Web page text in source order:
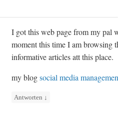
I got this web page from my pal
moment this time I am browsing
informative articles att this place.
my blogsocial media
Antworten ↓